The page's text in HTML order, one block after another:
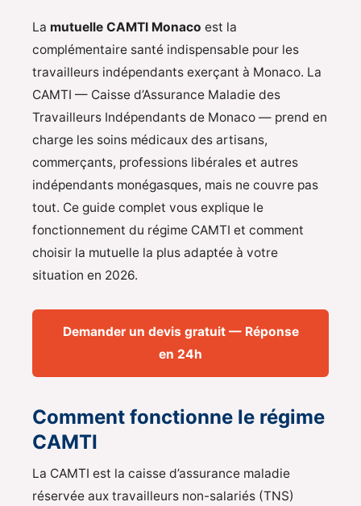
La mutuelle CAMTI Monaco est la
complémentaire santé indispensable pour les
travailleurs indépendants exerçant à Monaco. La
CAMTI — Caisse d’Assurance Maladie des
Travailleurs Indépendants de Monaco — prend en
charge les soins médicaux des artisans,
commerçants, professions libérales et autres
indépendants monégasques, mais ne couvre pas
tout. Ce guide complet vous explique le
fonctionnement du régime CAMTI et comment
choisir la mutuelle la plus adaptée à votre
situation en 2026.
Demander un devis gratuit — Réponse
en 24h
Comment fonctionne le régime
CAMTI
La CAMTI est la caisse d’assurance maladie
réservée aux travailleurs non-salariés (TNS)